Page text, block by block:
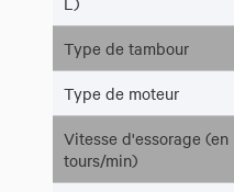
Type de tambour
Type de moteur
Vitesse d'essorage (en
tours/min)